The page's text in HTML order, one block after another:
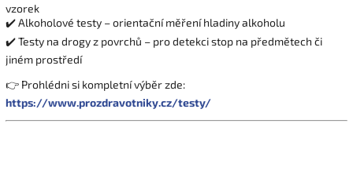
vzorek
✔️ Alkoholové testy – orientační měření hladiny alkoholu
✔️ Testy na drogy z povrchů – pro detekci stop na předmětech či
jiném prostředí
👉 Prohlédni si kompletní výběr zde:
https://www.prozdravotniky.cz/testy/